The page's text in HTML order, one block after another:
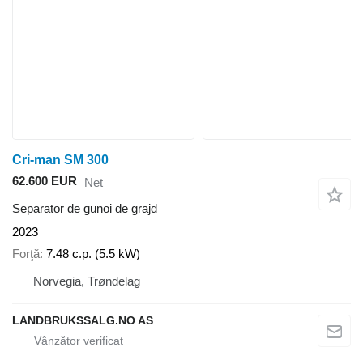
Cri-man SM 300
62.600 EUR
Net
Separator de gunoi de grajd
2023
Forţă 7.48 c.p. (5.5 kW)
Norvegia, Trøndelag
LANDBRUKSSALG.NO AS